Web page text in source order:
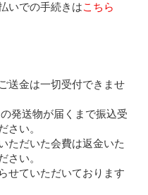
いでの手続きはこちら
送金は一切受付できませ
発送物が届くまで振込受
さい。
ただいた会費は返金いた
さい。
せていただいております